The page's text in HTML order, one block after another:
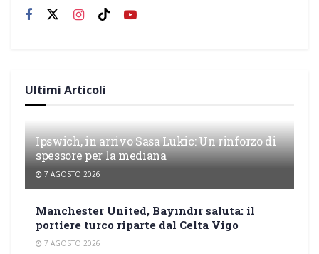
Ultimi Articoli
Ipswich, in arrivo Sasa Lukic: Un rinforzo di
spessore per la mediana
7 AGOSTO 2026
Manchester United, Bayındır saluta: il
portiere turco riparte dal Celta Vigo
7 AGOSTO 2026